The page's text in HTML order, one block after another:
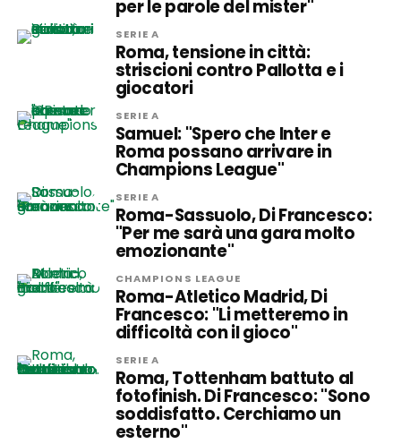
per le parole del mister"
SERIE A
Roma, tensione in città:
striscioni contro Pallotta e i
giocatori
SERIE A
Samuel: "Spero che Inter e
Roma possano arrivare in
Champions League"
SERIE A
Roma-Sassuolo, Di Francesco:
"Per me sarà una gara molto
emozionante"
CHAMPIONS LEAGUE
Roma-Atletico Madrid, Di
Francesco: "Li metteremo in
difficoltà con il gioco"
SERIE A
Roma, Tottenham battuto al
fotofinish. Di Francesco: "Sono
soddisfatto. Cerchiamo un
esterno"